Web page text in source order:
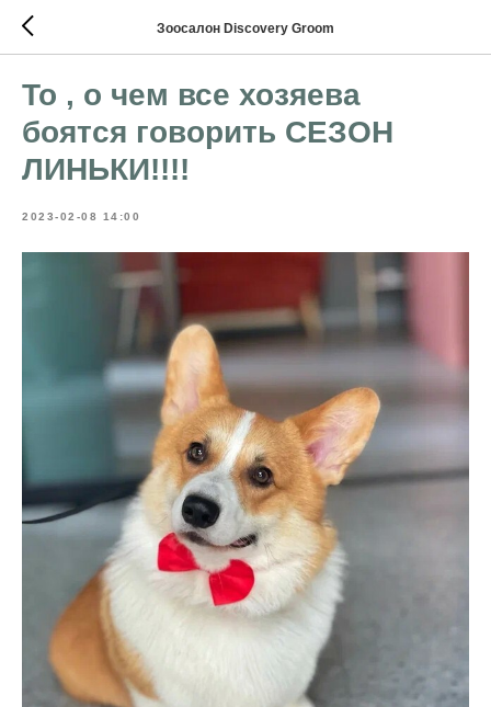
Зоосалон Discovery Groom
То , о чем все хозяева
боятся говорить СЕЗОН
ЛИНЬКИ!!!!
2023-02-08 14:00